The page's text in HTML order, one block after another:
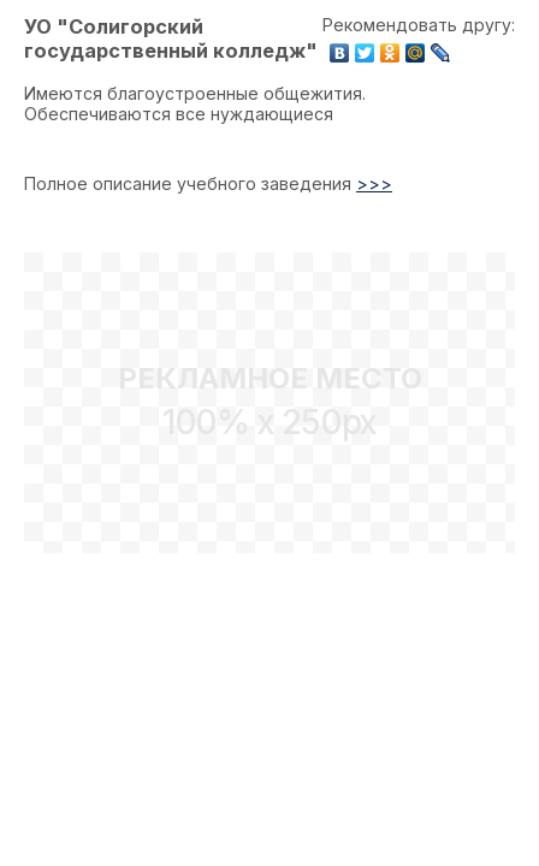
Рекомендовать другу:
УО "Солигорский
государственный колледж"
Имеются благоустроенные общежития.
Обеспечиваются все нуждающиеся
Полное описание учебного заведения >>>
РЕКЛАМНОЕ МЕСТО
100% x 250px